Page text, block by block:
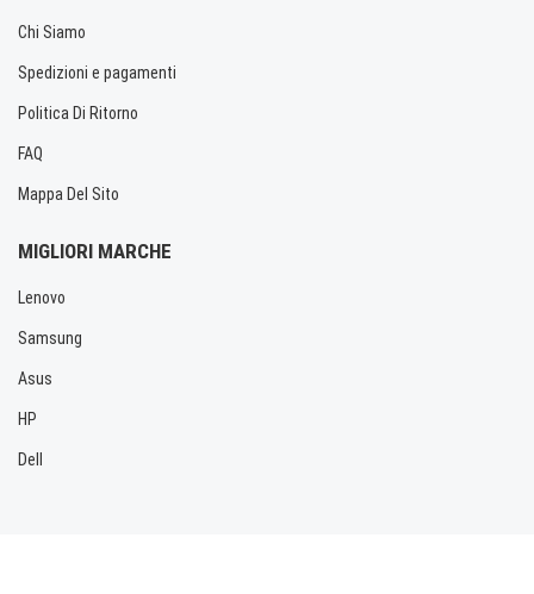
Chi Siamo
Spedizioni e pagamenti
Politica Di Ritorno
FAQ
Mappa Del Sito
MIGLIORI MARCHE
Lenovo
Samsung
Asus
HP
Dell